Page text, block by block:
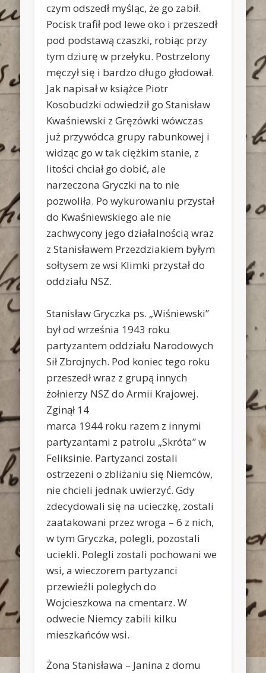
czym odszedł myśląc, że go zabił.
Pocisk trafił pod lewe oko i przeszedł
pod podstawą czaszki, robiąc przy
tym dziurę w przełyku. Postrzelony
męczył się i bardzo długo głodował.
Jak napisał w książce Piotr
Kosobudzki odwiedził go Stanisław
Kwaśniewski z Gręzówki wówczas
już przywódca grupy rabunkowej i
widząc go w tak ciężkim stanie, z
litości chciał go dobić, ale
narzeczona Gryczki na to nie
pozwoliła. Po wykurowaniu przystał
do Kwaśniewskiego ale nie
zachwycony jego działalnością wraz
z Stanisławem Przezdziakiem byłym
sołtysem ze wsi Klimki przystał do
oddziału NSZ.
Stanisław Gryczka ps. „Wiśniewski”
był od września 1943 roku
partyzantem oddziału Narodowych
Sił Zbrojnych. Pod koniec tego roku
przeszedł wraz z grupą innych
żołnierzy NSZ do Armii Krajowej.
Zginął 14
marca 1944 roku razem z innymi
partyzantami z patrolu „Skróta” w
Feliksinie. Partyzanci zostali
ostrzezeni o zbliżaniu się Niemców,
nie chcieli jednak uwierzyć. Gdy
zdecydowali się na ucieczkę, zostali
zaatakowani przez wroga – 6 z nich,
w tym Gryczka, polegli, pozostali
uciekli. Polegli zostali pochowani we
wsi, a wieczorem partyzanci
przewieźli poległych do
Wojcieszkowa na cmentarz. W
odwecie Niemcy zabili kilku
mieszkańców wsi.
Żona Stanisława – Janina z domu